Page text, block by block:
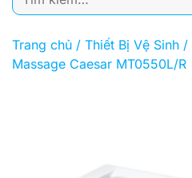
kiếm:
Trang chủ / Thiết Bị Vệ Sinh /
Massage Caesar MT0550L/R